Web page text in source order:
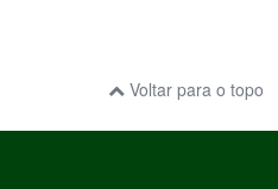
Voltar para o topo